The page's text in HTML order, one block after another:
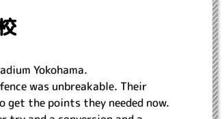
Yokohama.
was unbreakable. Their
get the points they needed now.